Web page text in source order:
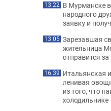
13:22 В Мурманске
народного
заявку и
13:05 Зарезавшая
жительница
отправится
16:39 Итальянская
ленивая
из того, что
холодильнике